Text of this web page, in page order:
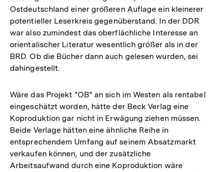
Ostdeutschland einer größeren Auflage ein kleinerer
potentieller Leserkreis gegenüberstand. In der DDR
war also zumindest das oberflächliche Interesse an
orientalischer Literatur wesentlich größer als in der
BRD. Ob die Bücher dann auch gelesen wurden, sei
dahingestellt.
Wäre das Projekt "OB" an sich im Westen als rentabel
eingeschätzt worden, hätte der Beck Verlag eine
Koproduktion gar nicht in Erwägung ziehen müssen.
Beide Verlage hätten eine ähnliche Reihe in
entsprechendem Umfang auf seinem Absatzmarkt
verkaufen können, und der zusätzliche
Arbeitsaufwand durch eine Koproduktion wäre